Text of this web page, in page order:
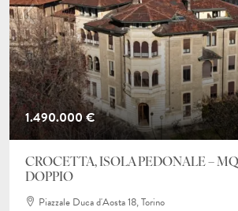
1.490.000 €
CROCETTA, ISOLA PEDONALE –
DOPPIO
Piazzale Duca d'Aosta 18, Torino